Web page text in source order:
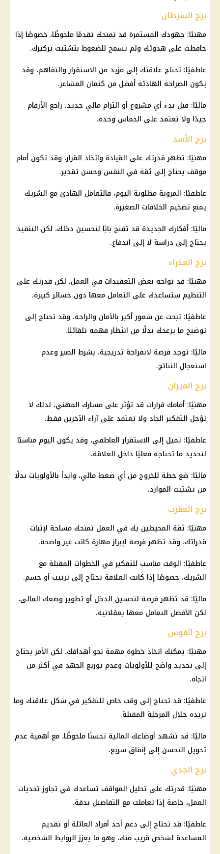
برج السرطان
مهنيًا: جهودك المستمرة قد تمنحك تقدمًا ملحوظًا، خصوصًا إذا
حافظت على هدوئك ولم تسمح للضغوط بتشتيت تركيزك.
عاطفيًا: تحتاج علاقتك إلى مزيد من الاستقرار والتفاهم، وقد
يكون الصراحة الهادئة أفضل من كتمان المشاعر.
ماليًا: قبل بدء أي مشروع أو التزام مالي جديد، راجع الأرقام
جيدًا ولا تعتمد على الحماس وحده.
برج الأسد
مهنيًا: تظهر قدرتك على القيادة واتخاذ القرار، وقد تكون أمام
موقف يحتاج إلى ثقة في النفس وحسن تقدير.
عاطفيًا: المرونة مطلوبة اليوم، فالتعامل الهادئ مع الشريك
يمنع تضخيم الخلافات الصغيرة.
ماليًا: أفكارك الجديدة قد تفتح بابًا لتحسين دخلك، لكن التنفيذ
يحتاج إلى دراسة لا إلى اندفاع.
برج العذراء
مهنيًا: قد تواجه بعض التعقيدات في العمل، لكن قدرتك على
التنظيم ستساعدك على التعامل معها دون خسائر كبيرة.
عاطفيًا: تبحث عن شعور أكبر بالأمان والراحة، وقد تحتاج إلى
توضيح ما يزعجك بدلًا من انتظار فهمه تلقائيًا.
ماليًا: توجد فرصة لانفراجة تدريجية، بشرط الصبر وعدم
استعجال النتائج.
برج الميزان
مهنيًا: أمامك قرارات قد تؤثر على مسارك المهني، لذلك لا
تؤجل التفكير الجاد ولا تعتمد على آراء الآخرين فقط.
عاطفيًا: تميل إلى الاستقرار العاطفي، وقد يكون اليوم مناسبًا
لتحديد ما تحتاجه فعليًا داخل العلاقة.
ماليًا: ضع خطة للخروج من أي ضغط مالي، وابدأ بالأولويات بدلًا
من تشتيت الموارد.
برج العقرب
مهنيًا: ثقة المحيطين بك في العمل تمنحك مساحة لإثبات
قدراتك، وقد تظهر فرصة لإبراز مهارة كانت غير واضحة.
عاطفيًا: الوقت مناسب للتفكير في الخطوات المقبلة مع
الشريك، خصوصًا إذا كانت العلاقة تحتاج إلى ترتيب أو حسم.
ماليًا: قد تظهر فرصة لتحسين الدخل أو تطوير وضعك المالي،
لكن الأفضل التعامل معها بعقلانية.
برج القوس
مهنيًا: يمكنك اتخاذ خطوة مهمة نحو أهدافك، لكن الأمر يحتاج
إلى تحديد واضح للأولويات وعدم توزيع الجهد في أكثر من
اتجاه.
عاطفيًا: قد تحتاج إلى وقت خاص للتفكير في شكل علاقتك وما
تريده خلال المرحلة المقبلة.
ماليًا: قد تشهد أوضاعك المالية تحسنًا ملحوظًا، مع أهمية عدم
تحويل التحسن إلى إنفاق سريع.
برج الجدي
مهنيًا: قدرتك على تحليل المواقف تساعدك في تجاوز تحديات
العمل، خاصة إذا تعاملت مع التفاصيل بدقة.
عاطفيًا: قد تحتاج إلى دعم أحد أفراد العائلة أو تقديم
المساعدة لشخص قريب منك، وهو ما يعزز الروابط الشخصية.